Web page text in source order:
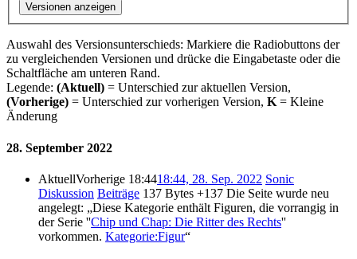
Versionen anzeigen
Auswahl des Versionsunterschieds: Markiere die Radiobuttons der
zu vergleichenden Versionen und drücke die Eingabetaste oder die
Schaltfläche am unteren Rand.
Legende: (Aktuell) = Unterschied zur aktuellen Version,
(Vorherige) = Unterschied zur vorherigen Version, K= Kleine
Änderung
28. September 2022
AktuellVorherige 18:4418:44, 28. Sep. 2022 Sonic
Diskussion Beiträge 137 Bytes +137 Die Seite wurde neu
angelegt: „Diese Kategorie enthält Figuren, die vorrangig in
der Serie ''Chip und Chap: Die Ritter des Rechts''
vorkommen. Kategorie:Figur“